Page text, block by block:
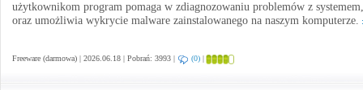
użytkownikom program pomaga w zdiagnozowaniu problemów z systemem,
oraz umożliwia wykrycie malware zainstalowanego na naszym komputerze.
Freeware (darmowa) | 2026.06.18 | Pobrań: 3993 | (0) |